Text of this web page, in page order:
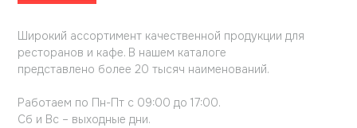
Широкий ассортимент качественной продукции для
ресторанов и кафе. В нашем каталоге
представлено более 20 тысяч наименований.
Работаем по Пн-Пт с 09:00 до 17:00.
Сб и Вс – выходные дни.